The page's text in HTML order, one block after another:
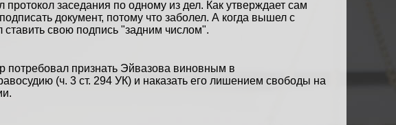
протокол заседания по одному из дел. Как утверждает сам
документ, потому что заболел. А когда вышел с
ставить свою подпись "задним числом".
потребовал признать Эйвазова виновным в
(ч. 3 ст. 294 УК) и наказать его лишением свободы на